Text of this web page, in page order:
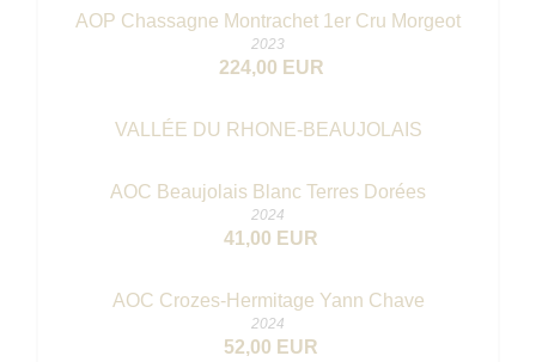
AOP Chassagne Montrachet 1er Cru Morgeot
2023
224,00 EUR
VALLÉE DU RHONE-BEAUJOLAIS
AOC Beaujolais Blanc Terres Dorées
2024
41,00 EUR
AOC Crozes-Hermitage Yann Chave
2024
52,00 EUR